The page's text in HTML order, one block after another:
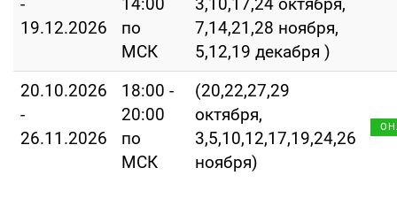
19.12.2026
по
МСК
7,14,21,28 ноября,
5,12,19 декабря )
20.10.2026
-
26.11.2026
18:00 -
20:00
по
МСК
(20,22,27,29
октября,
3,5,10,12,17,19,24,26
ноября)